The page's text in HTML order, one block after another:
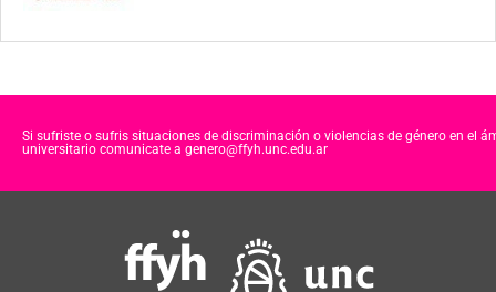
Si sufriste o sufris situaciones de discriminación o violencias de género en el
universitario comunicate a genero@ffyh.unc.edu.ar